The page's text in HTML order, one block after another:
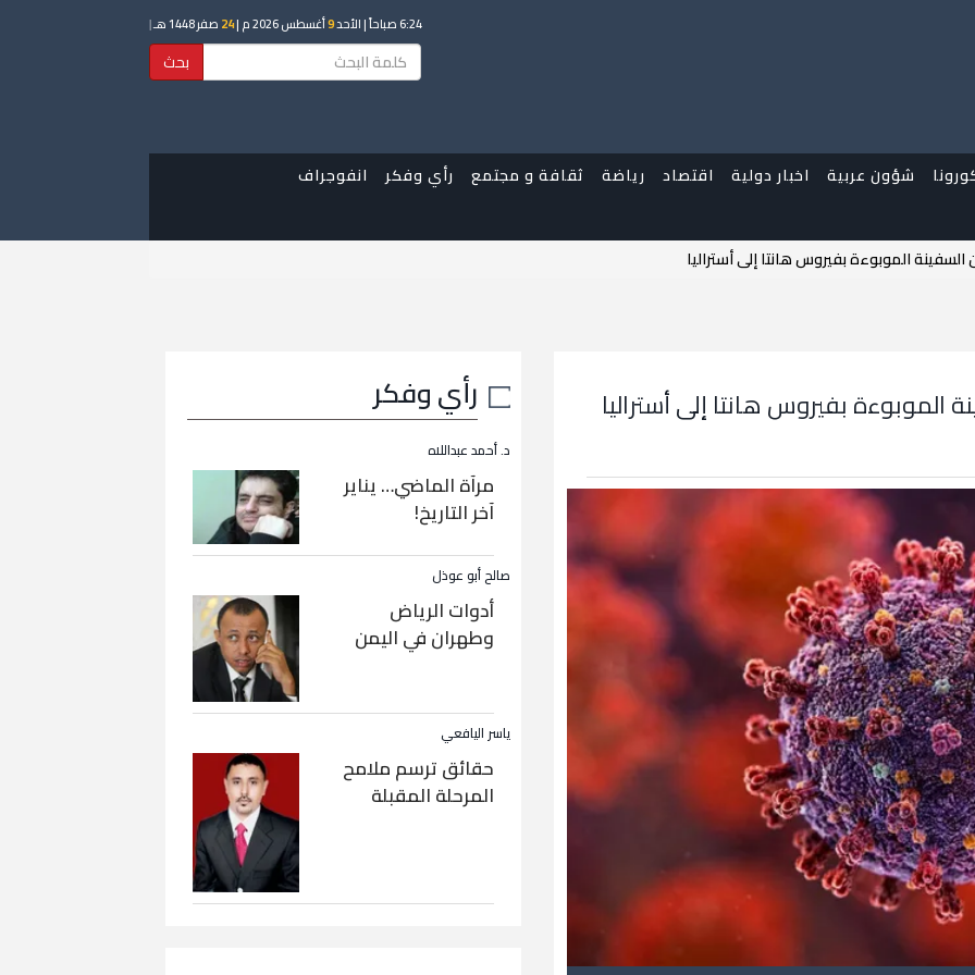
6:24 صباحاً | الأحد9أغسطس 2026 م | 24 صفر 1448 هـ |
بحث
شؤون عربية اخبار دولية اقتصاد رياضة ثقافة و مجتمع رأي وفكر انفوجراف
الموبوءة بفيروس هانتا إلى أستراليا
بفيروس هانتا إلى أستراليا رأي وفكر
د. أحمد عبداللاه
مرآة الماضي… يناير
آخر التاريخ!
صالح أبو عوذل
أدوات الرياض
وطهران في اليمن
ياسر اليافعي
حقائق ترسم ملامح
المرحلة المقبلة